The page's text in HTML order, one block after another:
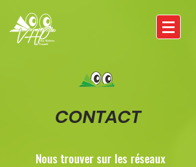
CONTACT
Nous trouver sur les réseaux